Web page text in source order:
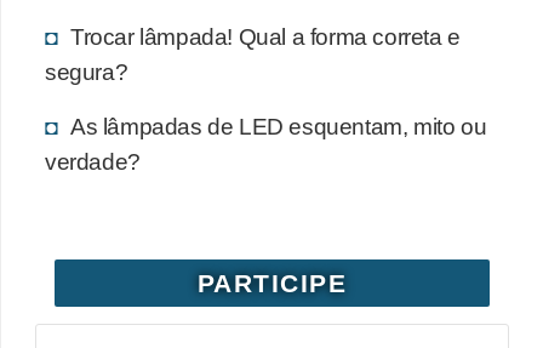
Trocar lâmpada! Qual a forma correta e
segura?
As lâmpadas de LED esquentam, mito ou
verdade?
PARTICIPE